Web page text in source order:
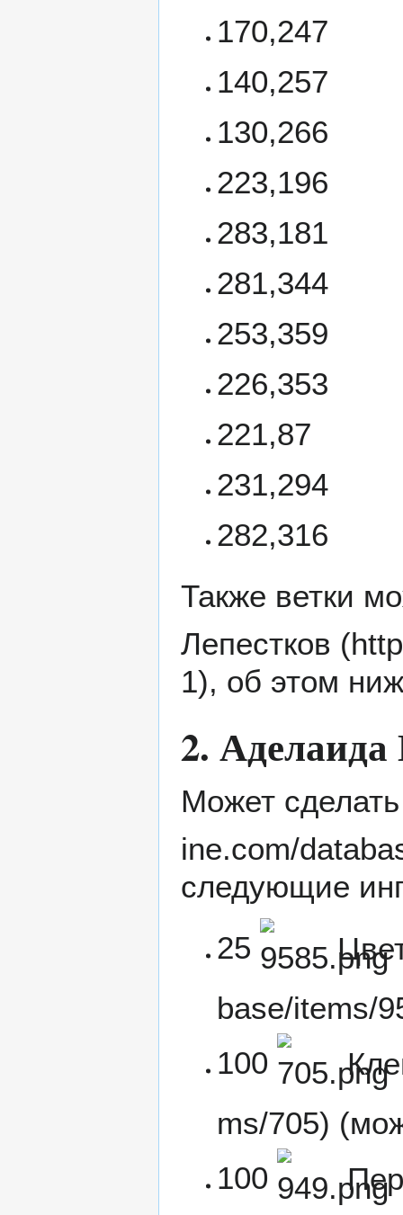
170,247
140,257
130,266
223,196
283,181
281,344
253,359
226,353
221,87
231,294
282,316
Также ветки
Лепестков
, об этом
2. Аделаида
Может
следующие
25
100
100